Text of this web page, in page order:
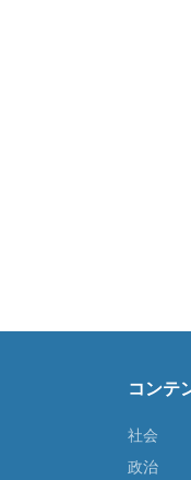
コンテ
社会
政治